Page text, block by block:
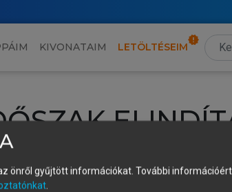
KIVONATAIM LETÖLTÉSEIM
a saját fiókoddal, iskolai azonosítóddal vagy
1 óra díjmentes hozzáférésrevagy
önről gyűjtött információkat. További
.